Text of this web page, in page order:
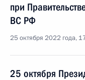
при
ВС РФ
25 октября 2022 года,
25 октября